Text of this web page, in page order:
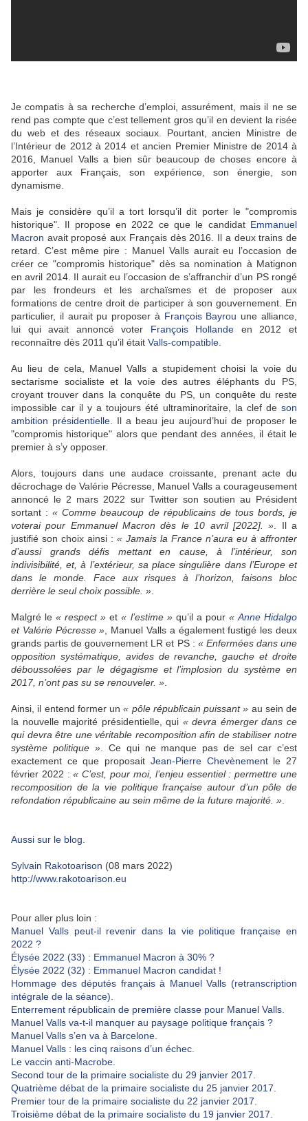
Je compatis à sa recherche d’emploi, assurément, mais il ne se
rend pas compte que c’est tellement gros qu’il en devient la risée
du web et des réseaux sociaux. Pourtant, ancien Ministre de
l’Intérieur de 2012 à 2014 et ancien Premier Ministre de 2014 à
2016, Manuel Valls a bien sûr beaucoup de choses encore à
apporter aux Français, son expérience, son énergie, son
dynamisme.
Mais je considère qu’il a tort lorsqu’il dit porter le "compromis
historique". Il propose en 2022 ce que le candidat Emmanuel
Macron avait proposé aux Français dès 2016. Il a deux trains de
retard. C’est même pire : Manuel Valls aurait eu l’occasion de
créer ce "compromis historique" dès sa nomination à Matignon
en avril 2014. Il aurait eu l’occasion de s’affranchir d’un PS rongé
par les frondeurs et les archaïsmes et de proposer aux
formations de centre droit de participer à son gouvernement. En
particulier, il aurait pu proposer à François Bayrou une alliance,
lui qui avait annoncé voter François Hollande en 2012 et
reconnaître dès 2011 qu’il était Valls-compatible
Au lieu de cela, Manuel Valls a stupidement choisi la voie du
sectarisme socialiste et la voie des autres éléphants du PS,
croyant trouver dans la conquête du PS, un conquête du reste
impossible car il y a toujours été ultraminoritaire, la clef de son
ambition présidentielle . Il a beau jeu aujourd’hui de proposer le
"compromis historique" alors que pendant des années, il était le
premier à s’y opposer.
Alors, toujours dans une audace croissante, prenant acte du
décrochage de Valérie Pécresse, Manuel Valls a courageusement
annoncé le 2 mars 2022 sur Twitter son soutien au Président
sortant :« Comme beaucoup de républicains de tous bords, je
voterai pour Emmanuel Macron dès le 10 avril [2022]. » . Il a
justifié son choix ainsi : « Jamais la France n’aura eu à affronter
d’aussi grands défis mettant en cause, à l’intérieur, son
indivisibilité, et, à l’extérieur, sa place singulière dans l’Europe et
dans le monde. Face aux risques à l’horizon, faisons bloc
derrière le seul choix possible. »
Malgré le« respect » et« l’estime »qu’il a pour « Anne Hidalgo
et Valérie Pécresse » , Manuel Valls a également fustigé les deux
grands partis de gouvernement LR et PS : « Enfermées dans une
opposition systématique, avides de revanche, gauche et droite
déboussolées par le dégagisme et l’implosion du système en
2017, n’ont pas su se renouveler. »
Ainsi, il entend former un« pôle républicain puissant » au sein de
la nouvelle majorité présidentielle, qui « devra émerger dans ce
qui devra être une véritable recomposition afin de stabiliser notre
système politique ». Ce qui ne manque pas de sel car c’est
exactement ce que proposait Jean-Pierre Chevènementle 27
février 2022 :« C’est, pour moi, l’enjeu essentiel : permettre une
recomposition de la vie politique française autour d’un pôle de
refondation républicaine au sein même de la future majorité. »
Aussi sur le blog.
Sylvain Rakotoarison (08 mars 2022)
http://www.rakotoarison.eu
Pour aller plus loin :
Manuel Valls peut-il revenir dans la vie politique française en
2022 ?
Élysée 2022 (33) : Emmanuel Macron à 30% ?
Élysée 2022 (32) : Emmanuel Macron candidat !
Hommage des députés français à Manuel Valls (retranscription
intégrale de la séance).
Enterrement républicain de première classe pour Manuel Valls.
Manuel Valls va-t-il manquer au paysage politique français ?
Manuel Valls s’en va à Barcelone.
Manuel Valls : les cinq raisons d’un échec.
Le vaccin anti-Macrobe.
Second tour de la primaire socialiste du 29 janvier 2017.
Quatrième débat de la primaire socialiste du 25 janvier 2017.
Premier tour de la primaire socialiste du 22 janvier 2017.
Troisième débat de la primaire socialiste du 19 janvier 2017.